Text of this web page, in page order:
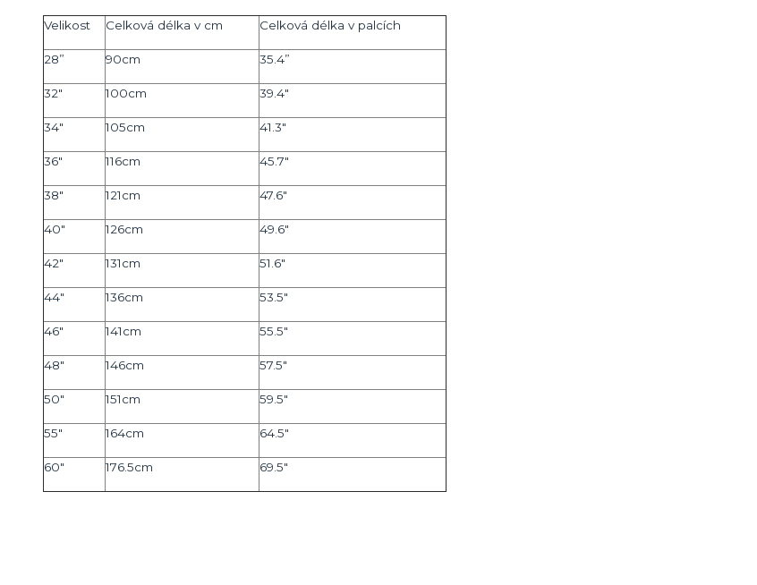
Velikost Celková délka v cm Celková délka v palcích
28” 90cm 35.4”
32" 100cm 39.4"
34" 105cm 41.3"
36" 116cm 45.7"
38" 121cm 47.6"
40" 126cm 49.6"
42" 131cm 51.6"
44" 136cm 53.5"
46" 141cm 55.5"
48" 146cm 57.5"
50" 151cm 59.5"
55" 164cm 64.5"
60" 176.5cm 69.5"